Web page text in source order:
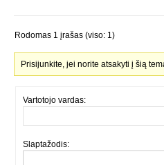
Rodomas 1 įrašas (viso: 1)
Prisijunkite, jei norite atsakyti į šią
Vartotojo vardas:
Slaptažodis: